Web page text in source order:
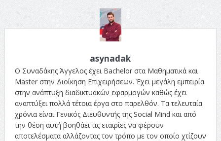
asynadak
Ο Συναδάκης Άγγελος έχει Bachelor στα Μαθηματικά και
Master στην Διοίκηση Επιχειρήσεων. Έχει μεγάλη εμπειρία
στην ανάπτυξη διαδικτυακών εφαρμογών καθώς έχει
αναπτύξει πολλά τέτοια έργα στο παρελθόν. Τα τελευταία
χρόνια είναι Γενικός Διευθυντής της Social Mind και από
την θέση αυτή βοηθάει τις εταιρίες να φέρουν
αποτελέσματα αλλάζοντας τον τρόπο με τον οποίο χτίζουν